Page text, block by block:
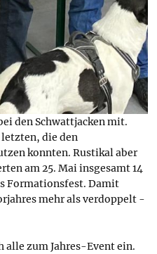
den Schwattjacken mit.
letzten, die den
konnten. Rustikal aber
am 25. Mai insgesamt 14
Formationsfest. Damit
mehr als verdoppelt -
alle zum Jahres-Event ein.